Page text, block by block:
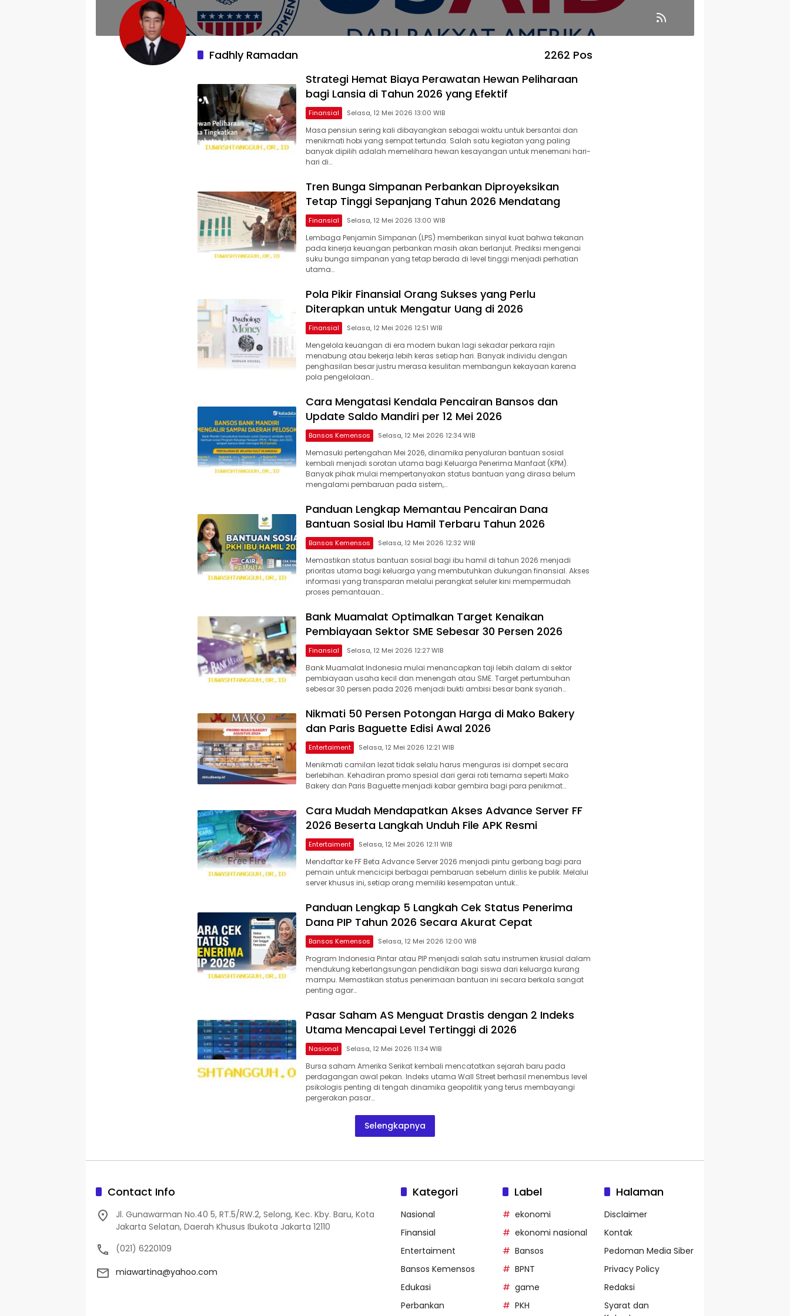
Fadhly Ramadan
2262 Pos
Strategi Hemat Biaya Perawatan Hewan Peliharaan
bagi Lansia di Tahun 2026 yang Efektif
Finansial Selasa, 12 Mei 2026 13:00 WIB
Masa pensiun sering kali dibayangkan sebagai waktu untuk bersantai dan
menikmati hobi yang sempat tertunda. Salah satu kegiatan yang paling
banyak dipilih adalah memelihara hewan kesayangan untuk menemani hari-
hari di…
Tren Bunga Simpanan Perbankan Diproyeksikan
Tetap Tinggi Sepanjang Tahun 2026 Mendatang
Finansial Selasa, 12 Mei 2026 13:00 WIB
Lembaga Penjamin Simpanan (LPS) memberikan sinyal kuat bahwa tekanan
pada kinerja keuangan perbankan masih akan berlanjut. Prediksi mengenai
suku bunga simpanan yang tetap berada di level tinggi menjadi perhatian
utama…
Pola Pikir Finansial Orang Sukses yang Perlu
Diterapkan untuk Mengatur Uang di 2026
Finansial Selasa, 12 Mei 2026 12:51 WIB
Mengelola keuangan di era modern bukan lagi sekadar perkara rajin
menabung atau bekerja lebih keras setiap hari. Banyak individu dengan
penghasilan besar justru merasa kesulitan membangun kekayaan karena
pola pengelolaan…
Cara Mengatasi Kendala Pencairan Bansos dan
Update Saldo Mandiri per 12 Mei 2026
Bansos Kemensos Selasa, 12 Mei 2026 12:34 WIB
Memasuki pertengahan Mei 2026, dinamika penyaluran bantuan sosial
kembali menjadi sorotan utama bagi Keluarga Penerima Manfaat (KPM).
Banyak pihak mulai mempertanyakan status bantuan yang dirasa belum
mengalami pembaruan pada sistem,…
Panduan Lengkap Memantau Pencairan Dana
Bantuan Sosial Ibu Hamil Terbaru Tahun 2026
Bansos Kemensos Selasa, 12 Mei 2026 12:32 WIB
Memastikan status bantuan sosial bagi ibu hamil di tahun 2026 menjadi
prioritas utama bagi keluarga yang membutuhkan dukungan finansial. Akses
informasi yang transparan melalui perangkat seluler kini mempermudah
proses pemantauan…
Bank Muamalat Optimalkan Target Kenaikan
Pembiayaan Sektor SME Sebesar 30 Persen 2026
Finansial Selasa, 12 Mei 2026 12:27 WIB
Bank Muamalat Indonesia mulai menancapkan taji lebih dalam di sektor
pembiayaan usaha kecil dan menengah atau SME. Target pertumbuhan
sebesar 30 persen pada 2026 menjadi bukti ambisi besar bank syariah…
Nikmati 50 Persen Potongan Harga di Mako Bakery
dan Paris Baguette Edisi Awal 2026
Entertaiment Selasa, 12 Mei 2026 12:21 WIB
Menikmati camilan lezat tidak selalu harus menguras isi dompet secara
berlebihan. Kehadiran promo spesial dari gerai roti ternama seperti Mako
Bakery dan Paris Baguette menjadi kabar gembira bagi para penikmat…
Cara Mudah Mendapatkan Akses Advance Server FF
2026 Beserta Langkah Unduh File APK Resmi
Entertaiment Selasa, 12 Mei 2026 12:11 WIB
Mendaftar ke FF Beta Advance Server 2026 menjadi pintu gerbang bagi para
pemain untuk mencicipi berbagai pembaruan sebelum dirilis ke publik. Melalui
server khusus ini, setiap orang memiliki kesempatan untuk…
Panduan Lengkap 5 Langkah Cek Status Penerima
Dana PIP Tahun 2026 Secara Akurat Cepat
Bansos Kemensos Selasa, 12 Mei 2026 12:00 WIB
Program Indonesia Pintar atau PIP menjadi salah satu instrumen krusial dalam
mendukung keberlangsungan pendidikan bagi siswa dari keluarga kurang
mampu. Memastikan status penerimaan bantuan ini secara berkala sangat
penting agar…
Pasar Saham AS Menguat Drastis dengan 2 Indeks
Utama Mencapai Level Tertinggi di 2026
Nasional Selasa, 12 Mei 2026 11:34 WIB
Bursa saham Amerika Serikat kembali mencatatkan sejarah baru pada
perdagangan awal pekan. Indeks utama Wall Street berhasil menembus level
psikologis penting di tengah dinamika geopolitik yang terus membayangi
pergerakan pasar…
Selengkapnya
Contact Info
Jl. Gunawarman No.40 5, RT.5/RW.2, Selong, Kec. Kby. Baru, Kota
Jakarta Selatan, Daerah Khusus Ibukota Jakarta 12110
(021) 6220109
miawartina@yahoo.com
Kategori
Nasional
Finansial
Entertaiment
Bansos Kemensos
Edukasi
Perbankan
Label
ekonomi
ekonomi nasional
Bansos
BPNT
game
PKH
Halaman
Disclaimer
Kontak
Pedoman Media Siber
Privacy Policy
Redaksi
Syarat dan